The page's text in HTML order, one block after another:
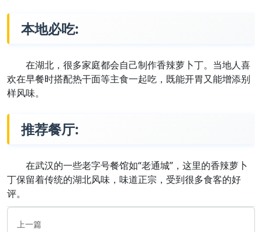
本地必吃:
在湖北，很多家庭都会自己制作香辣萝卜丁。当地人喜
欢在早餐时搭配热干面等主食一起吃，既能开胃又能增添别
样风味。
推荐餐厅:
在武汉的一些老字号餐馆如“老通城”，这里的香辣萝卜
丁保留着传统的湖北风味，味道正宗，受到很多食客的好
评。
上一篇